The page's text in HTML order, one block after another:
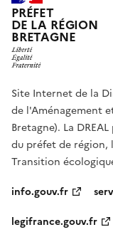
PRÉFET
DE LA RÉGION
BRETAGNE
Site Internet de la
de l'Aménagement
Bretagne). La
du préfet de région,
Transition
info.gouv.fr
legifrance.gouv.fr